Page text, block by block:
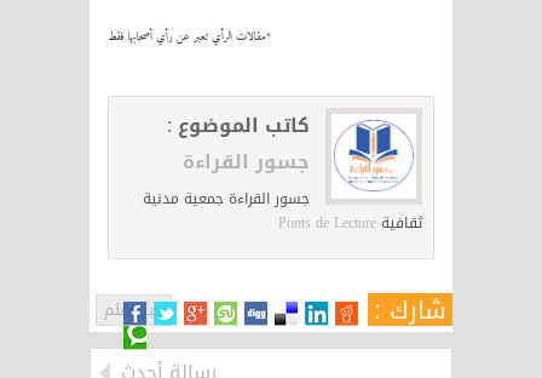
حبر وقلم
*مقالات الرأي تعبر عن رأي أصحابها فقط
كاتب الموضوع :
جسور القراءة
جسور القراءة جمعية مدنية
ثقافيةPonts de Lecture
شارك :